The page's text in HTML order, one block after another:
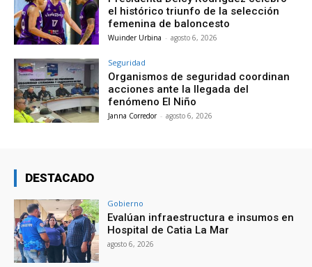
el histórico triunfo de la selección
femenina de baloncesto
Wuinder Urbina - agosto 6, 2026
Seguridad
Organismos de seguridad coordinan
acciones ante la llegada del
fenómeno El Niño
Janna Corredor - agosto 6, 2026
DESTACADO
Gobierno
Evalúan infraestructura e insumos en
Hospital de Catia La Mar
agosto 6, 2026